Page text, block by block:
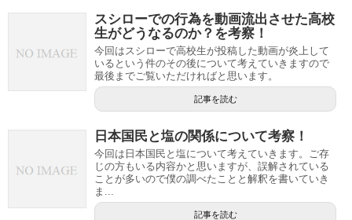
スシローでの行為を動画流出させた高校
生がどうなるのか？を考察！
今回はスシローで高校生が投稿した動画が炎上して
いるという件のその後について考えていきますので
最後までご覧いただければと思います。
記事を読む
日本国民と塩の関係について考察！
今回は日本国民と塩について考えていきます。ご存
じの方もいる内容かと思いますが、誤解されている
ことが多いので僕の調べたことと解釈を書いていき
ま...
記事を読む